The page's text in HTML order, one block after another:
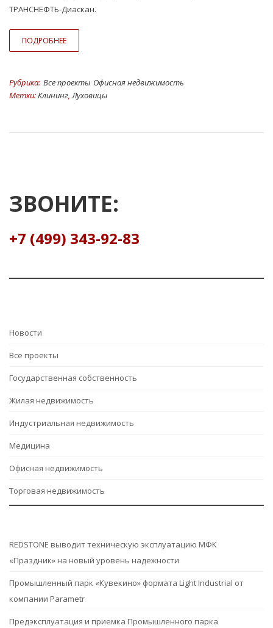
ТРАНСНЕФТЬ-Диаскан.
ПОДРОБНЕЕ
Рубрика: Все проекты Офисная недвижимость
Метки:Клининг,Луховицы
ЗВОНИТЕ:
+7 (499) 343-92-83
Hовости
Все проекты
Государственная собственность
Жилая недвижимость
Индустриальная недвижимость
Медицина
Офисная недвижимость
Торговая недвижимость
REDSTONE выводит техническую эксплуатацию МФК
«Праздник» на новый уровень надежности
Промышленный парк «Кувекино» формата Light Industrial от
компании Parametr
Предэксплуатация и приемка Промышленного парка